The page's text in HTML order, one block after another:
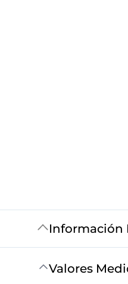
Información
Valores